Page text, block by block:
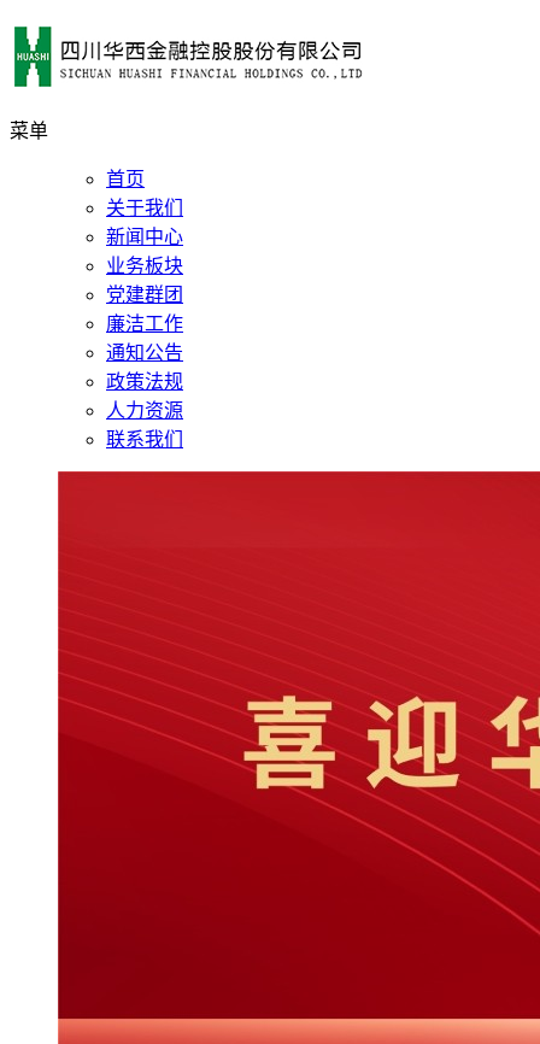
菜单
首页
关于我们
新闻中心
业务板块
党建群团
廉洁工作
通知公告
政策法规
人力资源
联系我们